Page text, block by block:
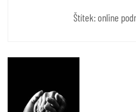
Štítek: online